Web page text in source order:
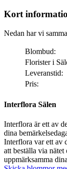
Kort
Nedan har vi
Blombud:
Florister i
Leveranstid:
Pris:
Interflora Sälen
Interflora är ett av
dina
Interflora var ett av
att beställa via
uppmärksamma